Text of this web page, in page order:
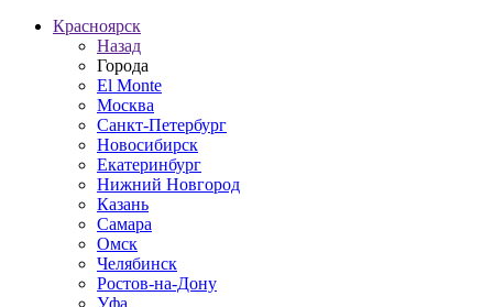
Красноярск
Назад
Города
El Monte
Москва
Санкт-Петербург
Новосибирск
Екатеринбург
Нижний Новгород
Казань
Самара
Омск
Челябинск
Ростов-на-Дону